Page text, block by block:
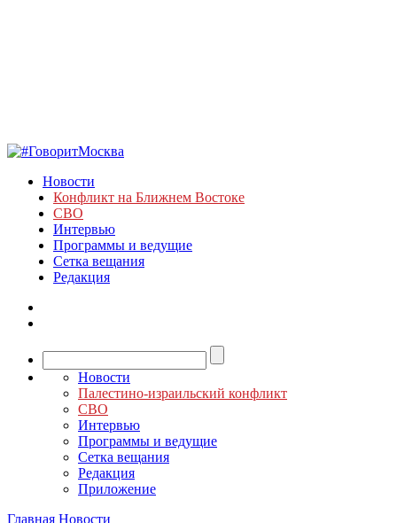
Новости
Конфликт на Ближнем Востоке
СВО
Интервью
Программы и ведущие
Сетка вещания
Редакция
Новости
Палестино-израильский конфликт
СВО
Интервью
Программы и ведущие
Сетка вещания
Редакция
Приложение
Главная Новости